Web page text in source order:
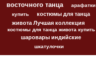
восточного танца
арафатки
купить
костюмы для танца
живота Лучшая коллекция
костюмы для танца живота купить
шаровары индийские
шкатулочки